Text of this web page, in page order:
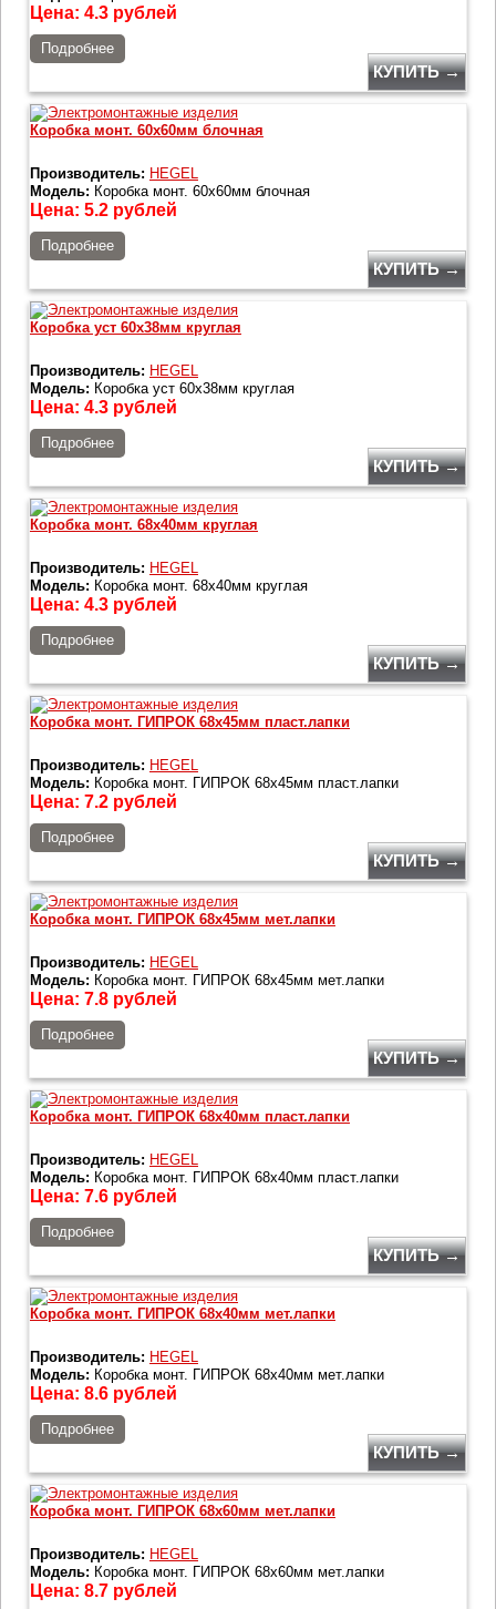
Цена: 4.3 рублей
Подробнее
КУПИТЬ →
Коробка монт. 60х60мм блочная
Производитель: HEGEL
Модель: Коробка монт. 60х60мм блочная
Цена: 5.2 рублей
Подробнее
КУПИТЬ →
Коробка уст 60х38мм круглая
Производитель: HEGEL
Модель: Коробка уст 60х38мм круглая
Цена: 4.3 рублей
Подробнее
КУПИТЬ →
Коробка монт. 68х40мм круглая
Производитель: HEGEL
Модель: Коробка монт. 68х40мм круглая
Цена: 4.3 рублей
Подробнее
КУПИТЬ →
Коробка монт. ГИПРОК 68х45мм пласт.лапки
Производитель: HEGEL
Модель: Коробка монт. ГИПРОК 68х45мм пласт.лапки
Цена: 7.2 рублей
Подробнее
КУПИТЬ →
Коробка монт. ГИПРОК 68х45мм мет.лапки
Производитель: HEGEL
Модель: Коробка монт. ГИПРОК 68х45мм мет.лапки
Цена: 7.8 рублей
Подробнее
КУПИТЬ →
Коробка монт. ГИПРОК 68х40мм пласт.лапки
Производитель: HEGEL
Модель: Коробка монт. ГИПРОК 68х40мм пласт.лапки
Цена: 7.6 рублей
Подробнее
КУПИТЬ →
Коробка монт. ГИПРОК 68х40мм мет.лапки
Производитель: HEGEL
Модель: Коробка монт. ГИПРОК 68х40мм мет.лапки
Цена: 8.6 рублей
Подробнее
КУПИТЬ →
Коробка монт. ГИПРОК 68х60мм мет.лапки
Производитель: HEGEL
Модель: Коробка монт. ГИПРОК 68х60мм мет.лапки
Цена: 8.7 рублей